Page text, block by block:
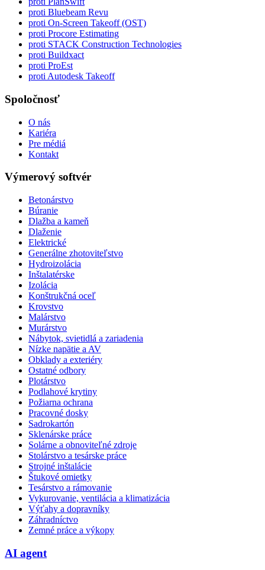
proti Bluebeam Revu
proti On-Screen Takeoff (OST)
proti Procore Estimating
proti STACK Construction Technologies
proti Buildxact
proti ProEst
proti Autodesk Takeoff
Spoločnosť
O nás
Kariéra
Pre médiá
Kontakt
Výmerový softvér
Betonárstvo
Búranie
Dlažba a kameň
Dlaženie
Elektrické
Generálne zhotoviteľstvo
Hydroizolácia
Inštalatérske
Izolácia
Konštrukčná oceľ
Krovstvo
Malárstvo
Murárstvo
Nábytok, svietidlá a zariadenia
Nízke napätie a AV
Obklady a exteriéry
Ostatné odbory
Plotárstvo
Podlahové krytiny
Požiarna ochrana
Pracovné dosky
Sadrokartón
Sklenárske práce
Solárne a obnoviteľné zdroje
Stolárstvo a tesárske práce
Strojné inštalácie
Štukové omietky
Tesárstvo a rámovanie
Vykurovanie, ventilácia a klimatizácia
Výťahy a dopravníky
Záhradníctvo
Zemné práce a výkopy
AI agent